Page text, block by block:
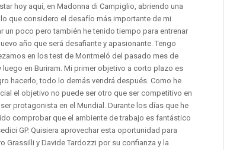
hoy aquí, en Madonna di Campiglio, abriendo una
que considero el desafío más importante de mi
un poco pero también he tenido tiempo para entrenar
año que será desafiante y apasionante. Tengo
en los test de Montmeló del pasado mes de
en Buriram. Mi primer objetivo a corto plazo es
hacerlo, todo lo demás vendrá después. Como he
el objetivo no puede ser otro que ser competitivo en
protagonista en el Mundial. Durante los días que he
comprobar que el ambiente de trabajo es fantástico
GP. Quisiera aprovechar esta oportunidad para
Grassilli y Davide Tardozzi por su confianza y la